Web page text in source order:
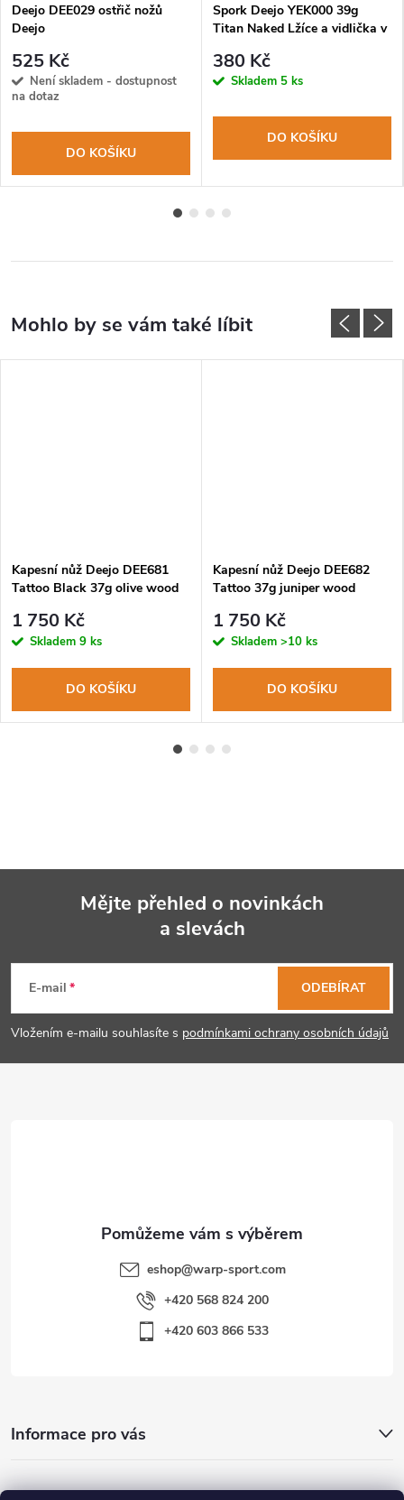
Deejo DEE029 ostřič nožů
Deejo
525 Kč
Není skladem - dostupnost
na dotaz
DO KOŠÍKU
Spork Deejo YEK000 39g
Titan Naked Lžíce a vidlička v
380 Kč
Skladem 5 ks
DO KOŠÍKU
Kapesní nůž Deejo DEE681
Tattoo Black 37g olive wood
1 750 Kč
Skladem 9 ks
DO KOŠÍKU
Kapesní nůž Deejo DEE682
Tattoo 37g juniper wood
1 750 Kč
Skladem >10 ks
DO KOŠÍKU
p
a
Mějte přehled o novinkách
a slevách
E-mail
Vložením e-mailu souhlasíte s podmínkami ochrany osobních údajů
ODEBÍRAT
eshop@warp-sport.com
+420 568 824 200
+420 603 866 533
Informace pro vás